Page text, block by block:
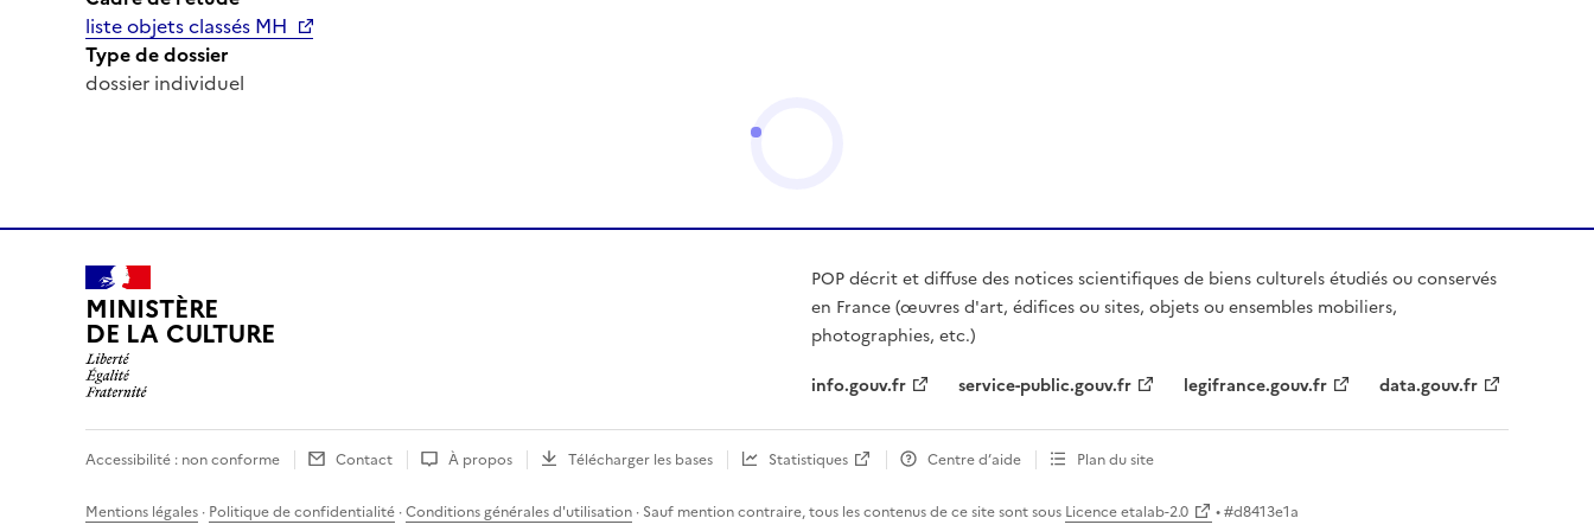
liste objets classés MH
Type de dossier
dossier individuel
MINISTÈRE
DE LA CULTURE
POP décrit et diffuse des notices scientifiques de biens culturels étudiés ou conservés
en France (œuvres d'art, édifices ou sites, objets ou ensembles mobiliers,
photographies, etc.)
info.gouv.fr
service-public.gouv.fr legifrance.gouv.fr data.gouv.fr
Accessibilité : non conforme Contact À propos Télécharger les bases Statistiques Centre d’aide Plan du site
Mentions légales · Politique de confidentialité ·Conditions générales d'utilisation · Sauf mention contraire, tous les contenus de ce site sont sous Licence etalab-2.0 • #d8413e1a